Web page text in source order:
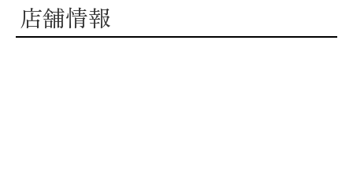
店舗情報